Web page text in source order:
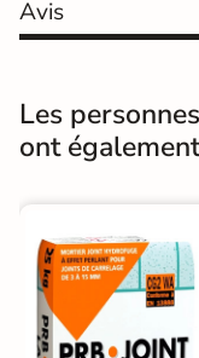
Grip Doux
l'usure
Bords
Finition
Surface
Avis
Les
ont